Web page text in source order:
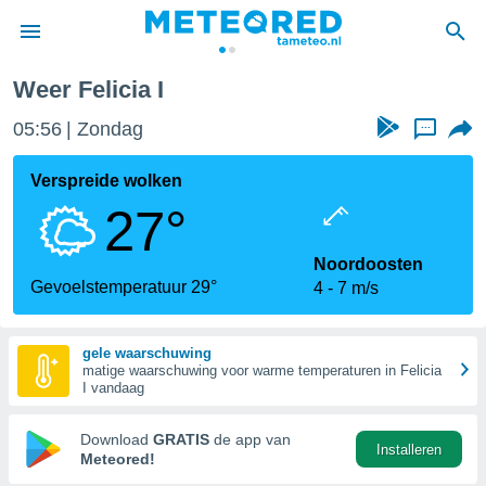
door
verstrekte
hoge
hebt de
voor
op basis
Weer Felicia I
05:56 Zondag ...
Verspreide wolken
27°
Gevoelstemperatuur 29°
Noordoosten
4
7 m/s
gele waarschuwing
matige waarschuwing voor warme temperaturen in Felicia
I vandaag
Download GRATIS de app van
Meteored!
Installeren